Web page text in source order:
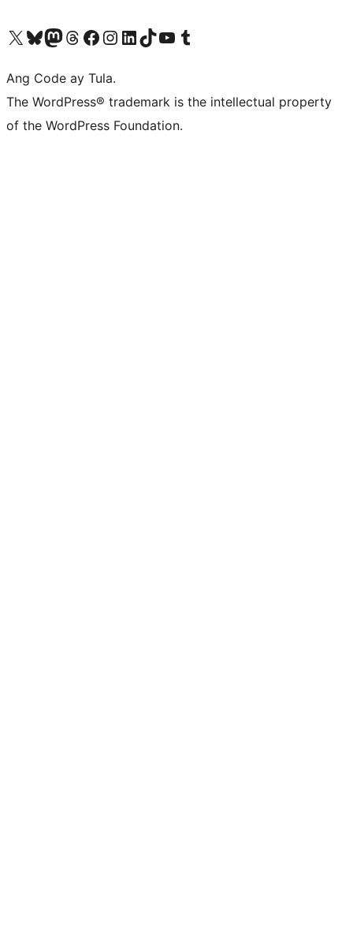
Visit our X (formerly Twitter) account
Bisitahin ang aming Bluesky account
Visit our Mastodon account
Bisitahin ang aming Threads account
Visit our Facebook page
Visit our Instagram account
Visit our LinkedIn account
Bisitahin ang aming TikTok account
Visit our YouTube channel
Bisitahin ang aming Tumblr account
Ang Code ay Tula.
The WordPress® trademark is the intellectual property
of the WordPress Foundation.